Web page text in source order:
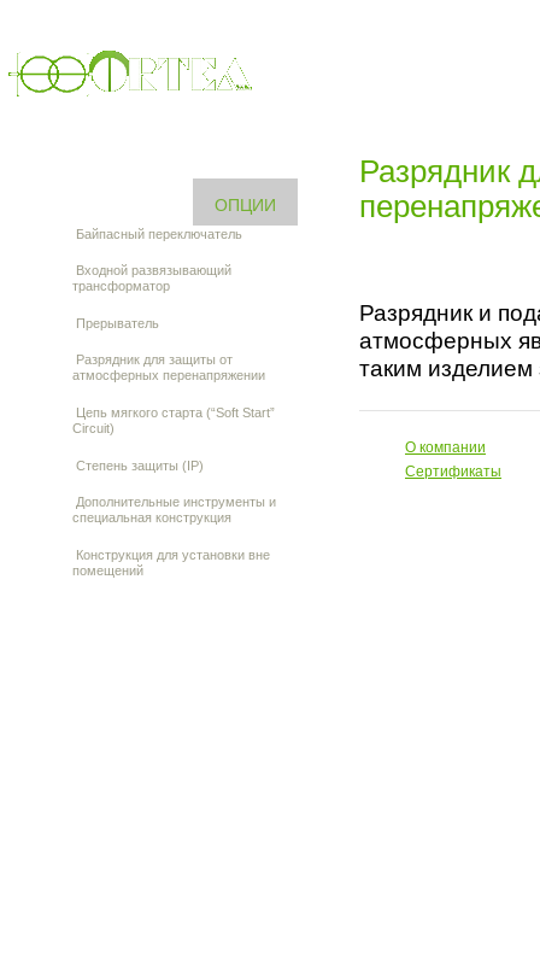
ОПЦИИ
Байпасный переключатель
Входной развязывающий
трансформатор
Прерыватель
Разрядник для защиты от
атмосферных перенапряжении
Цепь мягкого старта (“Soft Start”
Circuit)
Степень защиты (IP)
Дополнительные инструменты и
специальная конструкция
Конструкция для установки вне
помещений
Разрядник
Разрядник и
атмосферных
таким
О компании
Сертификаты